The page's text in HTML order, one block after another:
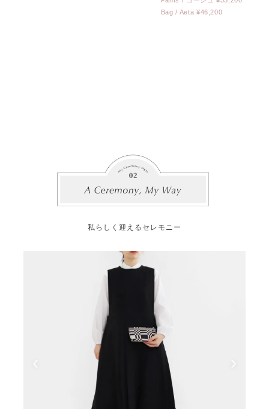
Bag / Aeta ¥46,200
私らしく迎えるセレモニー